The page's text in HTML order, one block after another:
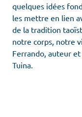
quelques idées
les mettre en lien
de la tradition
notre corps, notre
Ferrando, auteur
Tuina.